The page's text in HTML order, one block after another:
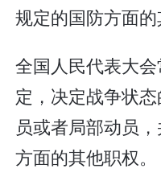
规定的国防方面的
全国人民代表大
定，决定战争状
员或者局部动员
方面的其他职权。